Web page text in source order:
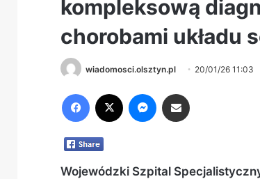
kompleksową
chorobami układu
wiadomosci.olsztyn.pl 20/01/26 11:03
Wojewódzki Szpital